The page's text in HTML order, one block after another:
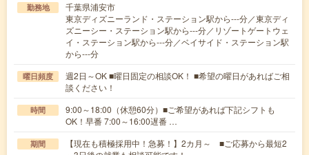
勤務地
千葉県浦安市
東京ディズニーランド・ステーション駅から---分／東京ディ
ズニーシー・ステーション駅から---分／リゾートゲートウェ
イ・ステーション駅から---分／ベイサイド・ステーション駅
から---分
曜日頻度
週2日～OK ■曜日固定の相談OK！ ■希望の曜日があればご相
談ください！
時間
9:00～18:00（休憩60分）■ご希望があれば下記シフトも
OK！早番 7:00～16:00遅番 …
期間
【現在も積極採用中！急募！】2カ月～ ■ご応募から最短2